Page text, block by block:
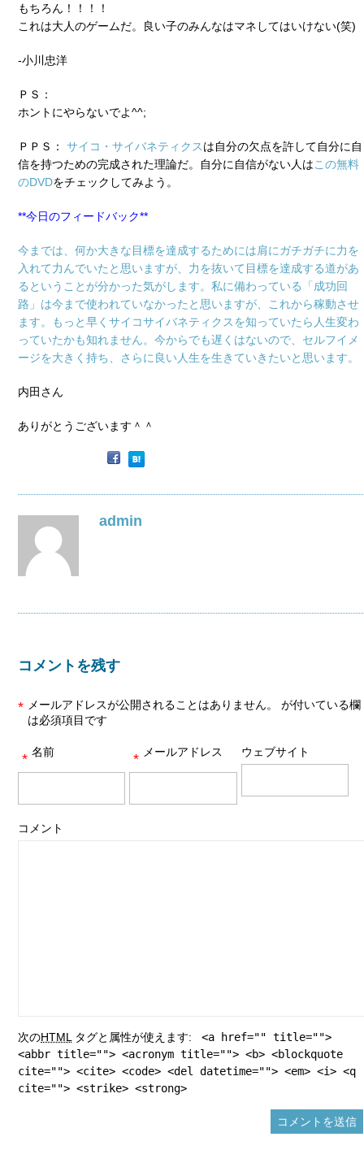
もちろん！！！！
これは大人のゲームだ。良い子のみんなはマネしてはいけない(笑)
-小川忠洋
ＰＳ：
ホントにやらないでよ^^;
ＰＰＳ： サイコ・サイバネティクスは自分の欠点を許して自分に自
信を持つための完成された理論だ。自分に自信がない人はこの無料
のDVDをチェックしてみよう。
**今日のフィードバック**
今までは、何か大きな目標を達成するためには肩にガチガチに力を
入れて力んでいたと思いますが、力を抜いて目標を達成する道があ
るということが分かった気がします。私に備わっている「成功回
路」は今まで使われていなかったと思いますが、これから稼動させ
ます。もっと早くサイコサイバネティクスを知っていたら人生変わ
っていたかも知れません。今からでも遅くはないので、セルフイメ
ージを大きく持ち、さらに良い人生を生きていきたいと思います。
内田さん
ありがとうございます＾＾
admin
コメントを残す
メールアドレスが公開されることはありません。
*
が付いている欄
は必須項目です
名前
* メールアドレス
* ウェブサイト
コメント
次のHTML タグと属性が使えます:
<a href="" title="">
<abbr title=""> <acronym title=""> <b> <blockquote
cite=""> <cite> <code> <del datetime=""> <em> <i> <q
cite=""> <strike> <strong>